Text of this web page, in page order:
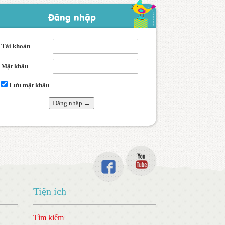
Đăng nhập
Tài khoản
Mật khẩu
Lưu mật khẩu
Tiện ích
Tìm kiếm